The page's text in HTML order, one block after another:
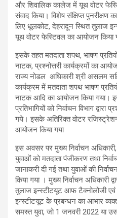
और शिवालिक कालेज में यूथ वोटर
संवाद किया। विशेष संक्षिप्त पुनरीक्षण
लिए धूलकोट, देहरादून स्थित तुलाज
यूथ वोटर फेस्टिवल का आयोजन किया
इसके तहत मतदाता शपथ, भाषण
नाटक, प्रश्नोत्तरी कार्यक्रमों का
राज्य नोडल अधिकारी श्री असलम
कार्यक्रम में मतदाता शपथ भाषण
नाटक आदि का आयोजन किया गया।
प्रतिभागियों को निर्वाचन विभाग
गये। इसके अतिरिक्त वोटर
आयोजन किया गया
इस अवसर पर मुख्य निर्वाचन अधिकारी,
युवाओं को मतदाता पंजीकरण तथा
जानाकरी दी गई तथा युवाओं की
किया गया । मुख्य निर्वाचन
तुलाज इन्स्टीटयूट आफ टैक्नोलोजी
इन्स्टीटयूट के प्रबन्धन का आभार
समस्त युवा, जो 1 जनवरी 2022 या